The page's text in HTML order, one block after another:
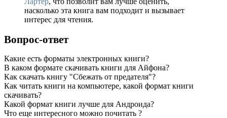
насколько эта книга вам подходит и вызывает
интерес для чтения.
Вопрос-ответ
Какие есть форматы электронных книги?
В каком формате скачивать книги для Айфона?
Как скачать книгу "Сбежать от предателя"?
Как читать книги на компьютере, какой формат книги
скачивать?
Какой формат книги лучше для Андроида?
Что еще интересного можно почитать ?